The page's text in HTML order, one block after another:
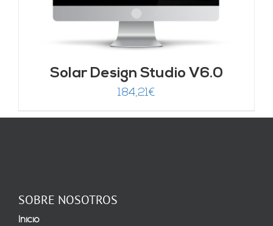
Solar Design Studio V6.0
184,21€
SOBRE NOSOTROS
Inicio